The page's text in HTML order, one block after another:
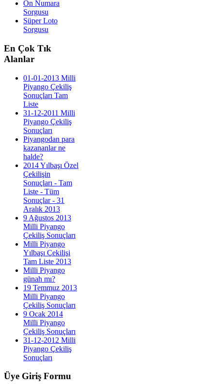
On Numara
Sorgusu
Süper Loto
Sorgusu
En Çok Tık
Alanlar
01-01-2013 Milli
Piyango Çekiliş
Sonuçları Tam
Liste
31-12-2011 Milli
Piyango Çekiliş
Sonuçları
Piyangodan para
kazananlar ne
halde?
2014 Yılbaşı Özel
Çekilişin
Sonuçları - Tam
Liste - Tüm
Sonuçlar - 31
Aralık 2013
9 Ağustos 2013
Milli Piyango
Çekiliş Sonuçları
Milli Piyango
Yılbaşı Çekilişi
Tam Liste 2013
Milli Piyango
günah mı?
19 Temmuz 2013
Milli Piyango
Çekiliş Sonuçları
9 Ocak 2014
Milli Piyango
Çekiliş Sonuçları
31-12-2012 Milli
Piyango Çekiliş
Sonuçları
Üye Giriş Formu